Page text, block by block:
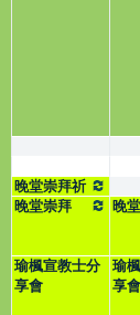
晚堂崇拜祈
禱會
晚堂崇拜 晚
瑜楓宣教士分
享會
瑜
享會